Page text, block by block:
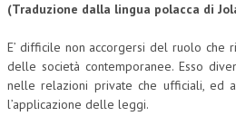
CORPORATE SOCIAL
ECONOMIA DELL’ARTE
(Traduzione dalla lingua polacca di
E’ difficile non accorgersi del ruolo che
delle società contemporanee. Esso
nelle relazioni private che ufficiali, ed
l’applicazione delle leggi.